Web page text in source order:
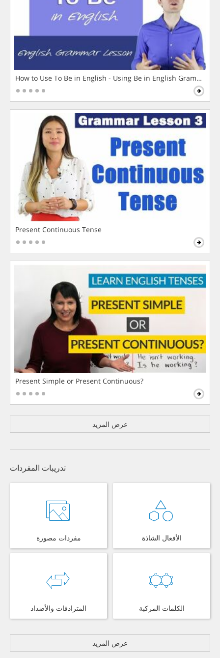
How to Use To Be in English - Using Be in English Grammar
Present Continuous Tense
Present Simple or Present Continuous?
عرض المزيد
تدريبات المفردات
مفردات مصورة الأفعال الشاذة
المترادفات والأضداد الكلمات المركبة
عرض المزيد